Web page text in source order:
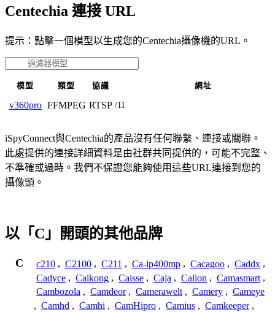
Centechia 連接 URL
提示：點擊一個模型以生成您的Centechia攝像機的URL。
模型 類型 協議 網址
v360pro FFMPEG RTSP /11
iSpyConnect與Centechia的產品沒有任何聯繫、連接或關聯。
此處提供的連接詳細資料是由社群共同提供的，可能不完整、
不準確或過時。我們不保證您能夠使用這些URL連接到您的
攝像頭。
以「C」開頭的其他品牌
C c210 , C2100 , C211 , Ca-ip400mp , Cacagoo , Caddx ,
Cadyce , Caikong , Caisse , Caja , Calion , Camasmart ,
Cambozola , Camdeor , Camerawelt , Camery , Cameye
, Camhd , Camhi , CamHipro , Camius , Camkeeper ,